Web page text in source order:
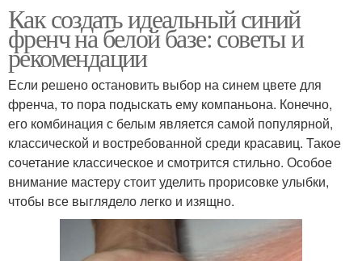
Как создать идеальный синий
френч на белой базе: советы и
рекомендации
Если решено остановить выбор на синем цвете для
френча, то пора подыскать ему компаньона. Конечно,
его комбинация с белым является самой популярной,
классической и востребованной среди красавиц. Такое
сочетание классическое и смотрится стильно. Особое
внимание мастеру стоит уделить прорисовке улыбки,
чтобы все выглядело легко и изящно.